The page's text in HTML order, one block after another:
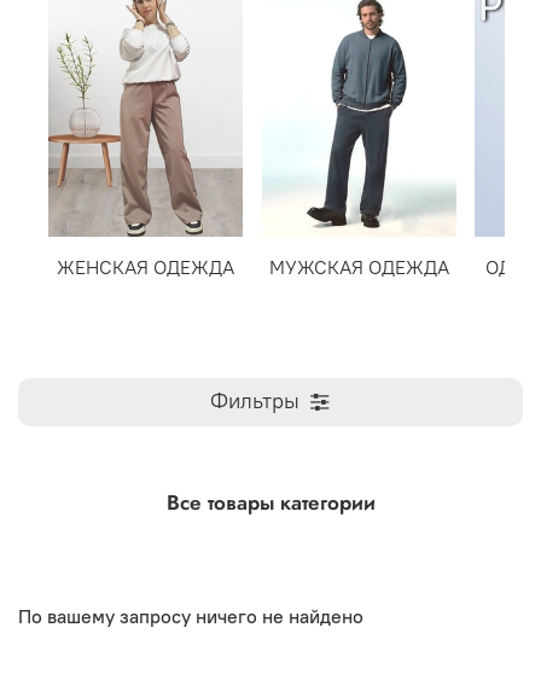
ЖЕНСКАЯ ОДЕЖДА МУЖСКАЯ ОДЕЖДА
Фильтры
Все товары категории
По вашему запросу ничего не найдено